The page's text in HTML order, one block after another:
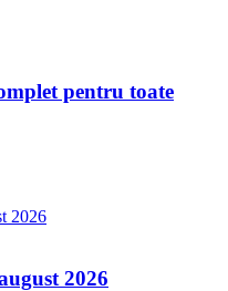
pentru toate
2026